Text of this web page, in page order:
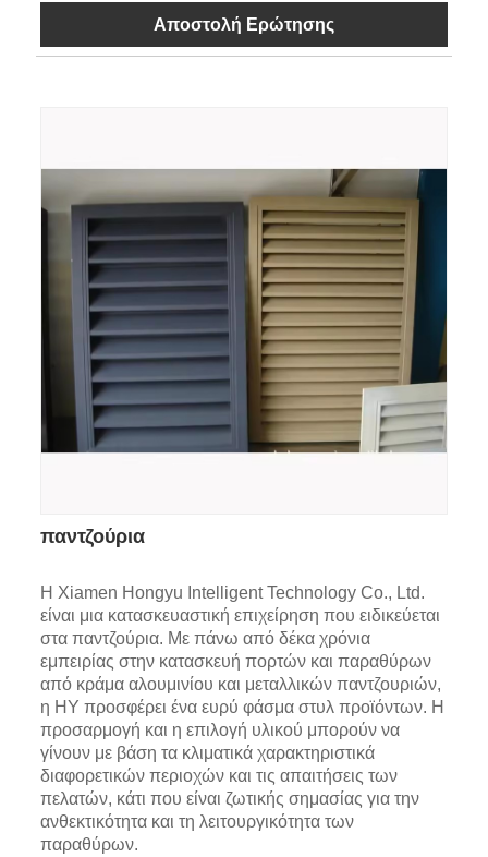
Αποστολή Ερώτησης
παντζούρια
Η Xiamen Hongyu Intelligent Technology Co., Ltd.
είναι μια κατασκευαστική επιχείρηση που ειδικεύεται
στα παντζούρια. Με πάνω από δέκα χρόνια
εμπειρίας στην κατασκευή πορτών και παραθύρων
από κράμα αλουμινίου και μεταλλικών παντζουριών,
η HY προσφέρει ένα ευρύ φάσμα στυλ προϊόντων. Η
προσαρμογή και η επιλογή υλικού μπορούν να
γίνουν με βάση τα κλιματικά χαρακτηριστικά
διαφορετικών περιοχών και τις απαιτήσεις των
πελατών, κάτι που είναι ζωτικής σημασίας για την
ανθεκτικότητα και τη λειτουργικότητα των
παραθύρων.